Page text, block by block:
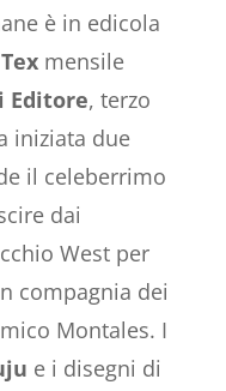
è in edicola
Texmensile
Editore, terzo
iniziata due
il celeberrimo
dai
West per
compagnia dei
Montales. I
e i disegni di